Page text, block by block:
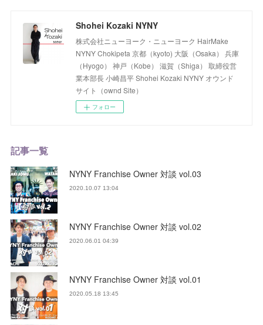
Shohei Kozaki NYNY
株式会社ニューヨーク・ニューヨーク HairMake
NYNY Chokipeta 京都（kyoto) 大阪（Osaka） 兵庫
（Hyogo） 神戸（Kobe） 滋賀（Shiga） 取締役営
業本部長 小崎昌平 Shohei Kozaki NYNY オウンド
サイト（ownd Site）
フォロー
記事一覧
NYNY Franchise Owner 対談 vol.03
2020.10.07 13:04
NYNY Franchise Owner 対談 vol.02
2020.06.01 04:39
NYNY Franchise Owner 対談 vol.01
2020.05.18 13:45